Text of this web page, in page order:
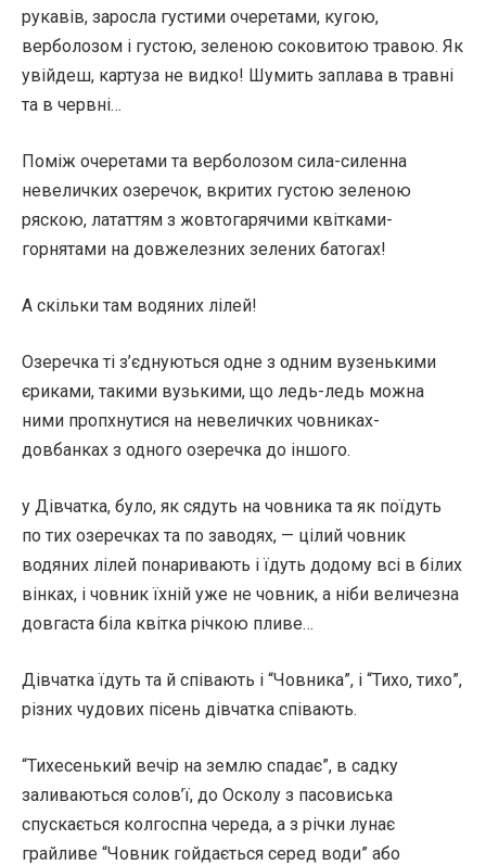
рукавів, заросла густими очеретами, кугою,
верболозом і густою, зеленою соковитою травою. Як
увійдеш, картуза не видко! Шумить заплава в травні
та в червні…
Поміж очеретами та верболозом сила-силенна
невеличких озеречок, вкритих густою зеленою
ряскою, лататтям з жовтогарячими квітками-
горнятами на довжелезних зелених батогах!
А скільки там водяних лілей!
Озеречка ті з’єднуються одне з одним вузенькими
єриками, такими вузькими, що ледь-ледь можна
ними пропхнутися на невеличких човниках-
довбанках з одного озеречка до іншого.
у Дівчатка, було, як сядуть на човника та як поїдуть
по тих озеречках та по заводях, — цілий човник
водяних лілей понаривають і їдуть додому всі в білих
вінках, і човник їхній уже не човник, а ніби величезна
довгаста біла квітка річкою пливе…
Дівчатка їдуть та й співають і “Човника”, і “Тихо, тихо”,
різних чудових пісень дівчатка співають.
“Тихесенький вечір на землю спадає”, в садку
заливаються солов’ї, до Осколу з пасовиська
спускається колгоспна череда, а з річки лунає
грайливе “Човник гойдається серед води” або